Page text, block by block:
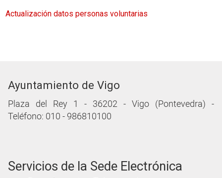
Actualización datos personas voluntarias
Ayuntamiento de Vigo
Plaza del Rey 1 - 36202 - Vigo (Pontevedra) -
Teléfono: 010 - 986810100
Servicios de la Sede Electrónica